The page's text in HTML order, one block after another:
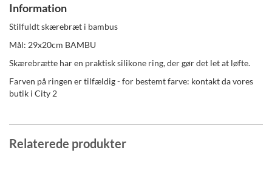
Information
Stilfuldt skærebræt i bambus
Mål: 29x20cm BAMBU
Skærebrætte har en praktisk silikone ring, der gør det let at løfte.
Farven på ringen er tilfældig - for bestemt farve: kontakt da vores
butik i City 2
Relaterede produkter